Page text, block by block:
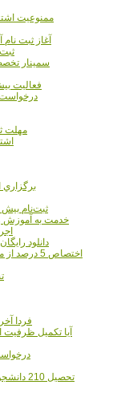
ممنوعيت
آغاز ثبت
سمينار
فعاليت بيش از 70 هزار عضو هيات علمي
درخواست مجوز براي
مهلت
ثبت‌نام بيش از 9 هزار نفر در آزمون کارداني فني
خدمت به آموزش
دانلود
اختصاص 5 درصد از محل عوارض گاز مصرفي براي نوسازي مدارس
فردا
آیا تکمیل ظرفیت
درخواست 29 رشته کارشناسي ارشد
تحصيل